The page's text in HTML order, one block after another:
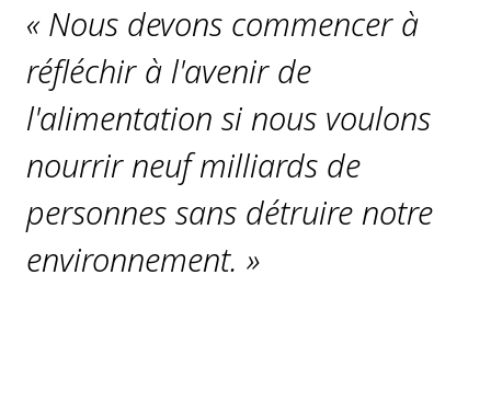
« Nous devons commencer à
réfléchir à l'avenir de
l'alimentation si nous voulons
nourrir neuf milliards de
personnes sans détruire notre
environnement. »